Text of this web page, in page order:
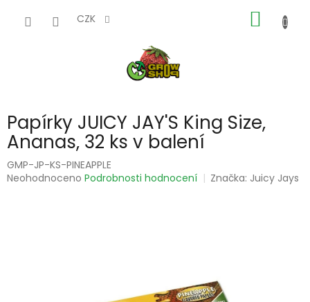
CZK
KOŠÍK
Papírky JUICY JAY'S King Size,
Ananas, 32 ks v balení
GMP-JP-KS-PINEAPPLE
Průměrné
Neohodnoceno Podrobnosti hodnocení Značka: Juicy Jays